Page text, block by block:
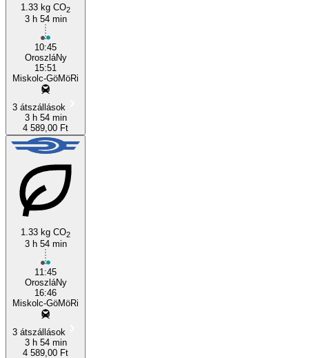
1.33 kg CO2
3 h 54 min
10:45
OroszláNy
15:51
Miskolc-GöMöRi
3 átszállások
3 h 54 min
4 589,00 Ft
1.33 kg CO2
3 h 54 min
11:45
OroszláNy
16:46
Miskolc-GöMöRi
3 átszállások
3 h 54 min
4 589,00 Ft